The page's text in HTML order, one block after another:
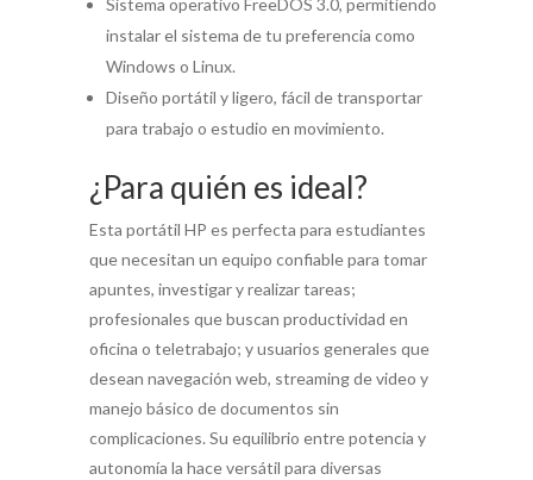
Sistema operativo FreeDOS 3.0, permitiendo
instalar el sistema de tu preferencia como
Windows o Linux.
Diseño portátil y ligero, fácil de transportar
para trabajo o estudio en movimiento.
¿Para quién es ideal?
Esta portátil HP es perfecta para estudiantes
que necesitan un equipo confiable para tomar
apuntes, investigar y realizar tareas;
profesionales que buscan productividad en
oficina o teletrabajo; y usuarios generales que
desean navegación web, streaming de video y
manejo básico de documentos sin
complicaciones. Su equilibrio entre potencia y
autonomía la hace versátil para diversas